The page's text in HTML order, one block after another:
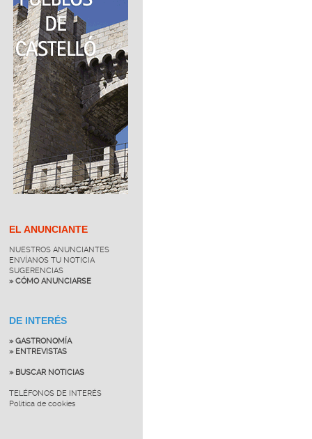
EL ANUNCIANTE
NUESTROS ANUNCIANTES
ENVÍANOS TU NOTICIA
SUGERENCIAS
» CÓMO ANUNCIARSE
DE INTERÉS
» GASTRONOMÍA
» ENTREVISTAS
» BUSCAR NOTICIAS
TELÉFONOS DE INTERÉS
Política de cookies